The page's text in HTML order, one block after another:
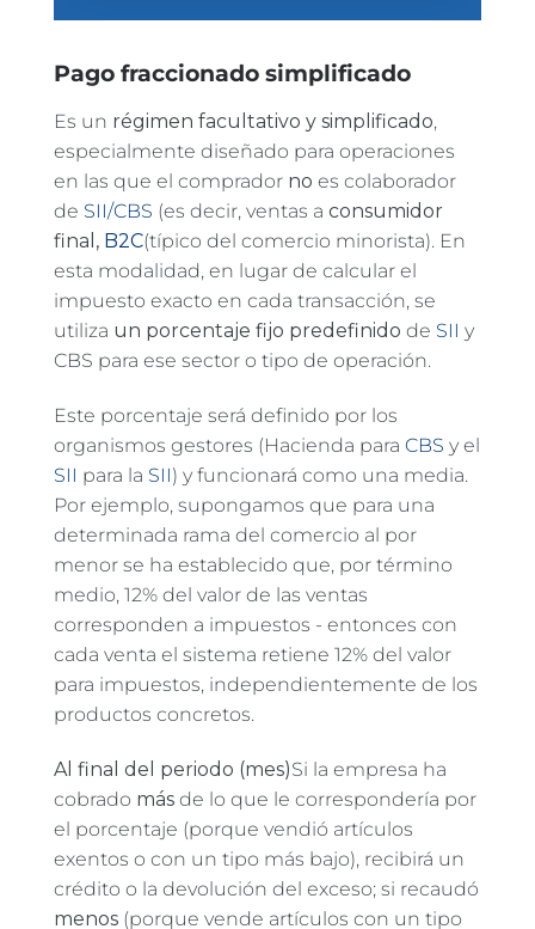
Pago fraccionado simplificado
Es un régimen facultativo y simplificado,
especialmente diseñado para operaciones
en las que el comprador no es colaborador
de SII/CBS (es decir, ventas a consumidor
final, B2C(típico del comercio minorista). En
esta modalidad, en lugar de calcular el
impuesto exacto en cada transacción, se
utiliza un porcentaje fijo predefinido de SII y
CBS para ese sector o tipo de operación.
Este porcentaje será definido por los
organismos gestores (Hacienda para CBS y el
SII para la SII) y funcionará como una media.
Por ejemplo, supongamos que para una
determinada rama del comercio al por
menor se ha establecido que, por término
medio, 12% del valor de las ventas
corresponden a impuestos - entonces con
cada venta el sistema retiene 12% del valor
para impuestos, independientemente de los
productos concretos.
Al final del periodo (mes)Si la empresa ha
cobrado más de lo que le correspondería por
el porcentaje (porque vendió artículos
exentos o con un tipo más bajo), recibirá un
crédito o la devolución del exceso; si recaudó
menos (porque vende artículos con un tipo